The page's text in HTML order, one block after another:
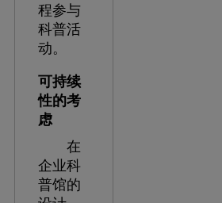
程参与
科普活
动。
可持续
性的考
虑
在
企业科
普馆的